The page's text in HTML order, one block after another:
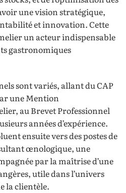
une vision stratégique,
et innovation. Cette
un acteur indispensable
gastronomiques
sont variés, allant du CAP
une Mention
au Brevet Professionnel
années d’expérience.
ensuite vers des postes de
œnologique, une
par la maîtrise d’une
utile dans l’univers
la clientèle.